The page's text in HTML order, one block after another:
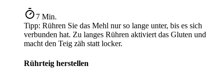
7 Min.
Tipp: Rühren Sie das Mehl nur so lange unter, bis es sich
verbunden hat. Zu langes Rühren aktiviert das Gluten und
macht den Teig zäh statt locker.
Rührteig herstellen